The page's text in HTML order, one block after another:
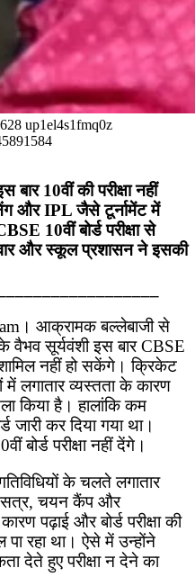
up1el4s1fmq0z
10वीं की परीक्षा नहीं
और IPL जैसे टूर्नामेंट में
10वीं बोर्ड परीक्षा से
और स्कूल प्रशासन ने इसकी
आक्रामक बल्लेबाजी से
वैभव सूर्यवंशी इस बार CBSE
में शामिल नहीं हो सकेंगे। क्रिकेट
में लगातार व्यस्तता के कारण
किया है। हालांकि कम
कर दिया गया था।
बोर्ड परीक्षा नहीं देंगे।
के चलते लगातार
सत्र, चयन कैंप और
पढ़ाई और बोर्ड परीक्षा की
पा रहा था। ऐसे में उन्होंने
देते हुए परीक्षा न देने का